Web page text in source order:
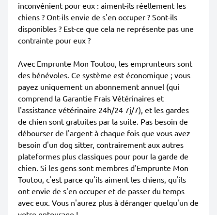
inconvénient pour eux : aiment-ils réellement les
chiens ? Ont-ils envie de s'en occuper ? Sont-ils
disponibles ? Est-ce que cela ne représente pas une
contrainte pour eux ?
Avec Emprunte Mon Toutou, les emprunteurs sont
des bénévoles. Ce système est économique ; vous
payez uniquement un abonnement annuel (qui
comprend la Garantie Frais Vétérinaires et
l'assistance vétérinaire 24h/24 7j/7), et les gardes
de chien sont gratuites par la suite. Pas besoin de
débourser de l'argent à chaque fois que vous avez
besoin d'un dog sitter, contrairement aux autres
plateformes plus classiques pour pour la garde de
chien. Si les gens sont membres d'Emprunte Mon
Toutou, c'est parce qu'ils aiment les chiens, qu'ils
ont envie de s'en occuper et de passer du temps
avec eux. Vous n'aurez plus à déranger quelqu'un de